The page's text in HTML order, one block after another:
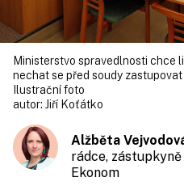
Ministerstvo spravedlnosti chce
nechat se před soudy
Ilustrační foto
autor: Jiří Koťátko
Alžběta
rádce,
Ekonom